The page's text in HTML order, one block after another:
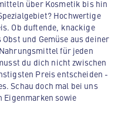
über Kosmetik bis hin
Hochwertige
Ob duftende, knackige
und Gemüse aus deiner
für jeden
du dich nicht zwischen
Preis entscheiden -
Schau doch mal bei uns
Eigenmarken sowie